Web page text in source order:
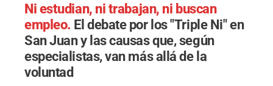
Ni estudian, ni trabajan, ni buscan
empleo. El debate por los "Triple Ni" en
San Juan y las causas que, según
especialistas, van más allá de la
voluntad